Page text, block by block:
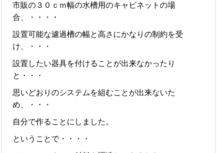
市販の３０ｃｍ幅の水槽用のキャビネットの場
合、・・・・
設置可能な濾過槽の幅と高さにかなりの制約を受
け、・・・
設置したい器具を付けることが出来なかったり
と・・・
思いどおりのシステムを組むことが出来ないた
め、・・・
自分で作ることにしました。
ということで・・・・